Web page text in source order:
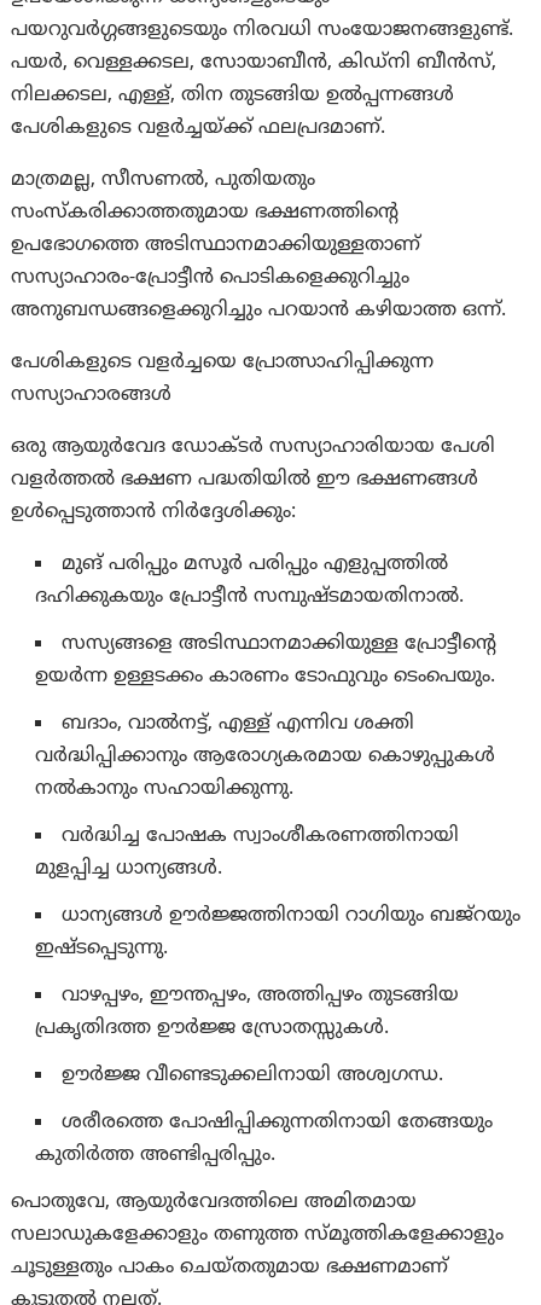
പയറുവർഗ്ഗങ്ങളുടെയും നിരവധി സംയോജനങ്ങളുണ്ട്.
പയർ, വെള്ളക്കടല, സോയാബീൻ, കിഡ്നി ബീൻസ്,
നിലക്കടല, എള്ള്, തിന തുടങ്ങിയ ഉൽപ്പന്നങ്ങൾ
പേശികളുടെ വളർച്ചയ്ക്ക് ഫലപ്രദമാണ്.
മാത്രമല്ല, സീസണൽ, പുതിയതും
സംസ്കരിക്കാത്തതുമായ ഭക്ഷണത്തിന്റെ
ഉപഭോഗത്തെ അടിസ്ഥാനമാക്കിയുള്ളതാണ്
സസ്യാഹാരം-പ്രോട്ടീൻ പൊടികളെക്കുറിച്ചും
അനുബന്ധങ്ങളെക്കുറിച്ചും പറയാൻ കഴിയാത്ത ഒന്ന്.
പേശികളുടെ വളർച്ചയെ പ്രോത്സാഹിപ്പിക്കുന്ന
സസ്യാഹാരങ്ങൾ
ഒരു ആയുർവേദ ഡോക്ടർ സസ്യാഹാരിയായ പേശി
വളർത്തൽ ഭക്ഷണ പദ്ധതിയിൽ ഈ ഭക്ഷണങ്ങൾ
ഉൾപ്പെടുത്താൻ നിർദ്ദേശിക്കും:
മുങ് പരിപ്പും മസൂർ പരിപ്പും എളുപ്പത്തിൽ
ദഹിക്കുകയും പ്രോട്ടീൻ സമ്പുഷ്ടമായതിനാൽ.
സസ്യങ്ങളെ അടിസ്ഥാനമാക്കിയുള്ള പ്രോട്ടീന്റെ
ഉയർന്ന ഉള്ളടക്കം കാരണം ടോഫുവും ടെംപെയും.
ബദാം, വാൽനട്ട്, എള്ള് എന്നിവ ശക്തി
വർദ്ധിപ്പിക്കാനും ആരോഗ്യകരമായ കൊഴുപ്പുകൾ
നൽകാനും സഹായിക്കുന്നു.
വർദ്ധിച്ച പോഷക സ്വാംശീകരണത്തിനായി
മുളപ്പിച്ച ധാന്യങ്ങൾ.
ധാന്യങ്ങൾ ഊർജ്ജത്തിനായി റാഗിയും ബജ്റയും
ഇഷ്ടപ്പെടുന്നു.
വാഴപ്പഴം, ഈന്തപ്പഴം, അത്തിപ്പഴം തുടങ്ങിയ
പ്രകൃതിദത്ത ഊർജ്ജ സ്രോതസ്സുകൾ.
ഊർജ്ജ വീണ്ടെടുക്കലിനായി അശ്വഗന്ധ.
ശരീരത്തെ പോഷിപ്പിക്കുന്നതിനായി തേങ്ങയും
കുതിർത്ത അണ്ടിപ്പരിപ്പും.
പൊതുവേ, ആയുർവേദത്തിലെ അമിതമായ
സലാഡുകളേക്കാളും തണുത്ത സ്മൂത്തികളേക്കാളും
ചൂടുള്ളതും പാകം ചെയ്തതുമായ ഭക്ഷണമാണ്